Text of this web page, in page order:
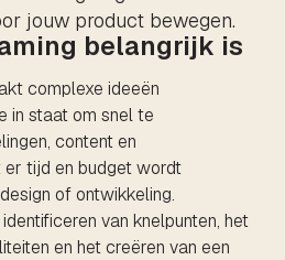
jouw product bewegen.
belangrijk is
complexe ideeën
in staat om snel te
content en
tijd en budget wordt
of ontwikkeling.
van knelpunten, het
en het creëren van een